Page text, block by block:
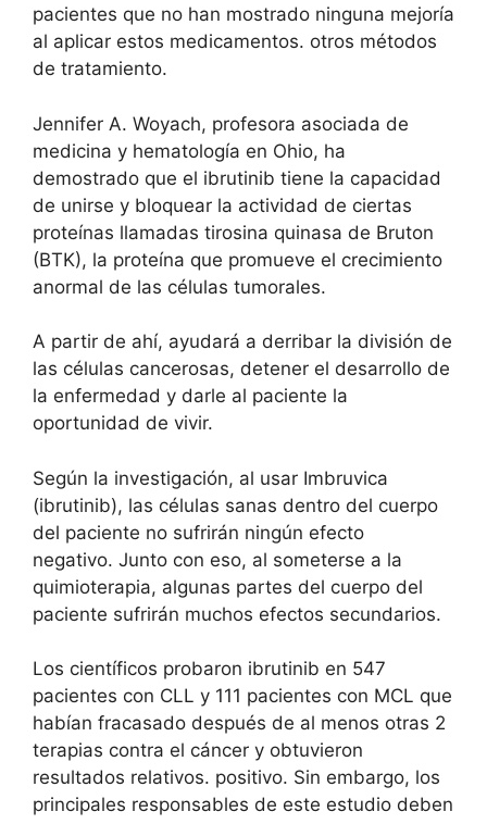
pacientes que no han mostrado ninguna mejoría
al aplicar estos medicamentos. otros métodos
de tratamiento.
Jennifer A. Woyach, profesora asociada de
medicina y hematología en Ohio, ha
demostrado que el ibrutinib tiene la capacidad
de unirse y bloquear la actividad de ciertas
proteínas llamadas tirosina quinasa de Bruton
(BTK), la proteína que promueve el crecimiento
anormal de las células tumorales.
A partir de ahí, ayudará a derribar la división de
las células cancerosas, detener el desarrollo de
la enfermedad y darle al paciente la
oportunidad de vivir.
Según la investigación, al usar Imbruvica
(ibrutinib), las células sanas dentro del cuerpo
del paciente no sufrirán ningún efecto
negativo. Junto con eso, al someterse a la
quimioterapia, algunas partes del cuerpo del
paciente sufrirán muchos efectos secundarios.
Los científicos probaron ibrutinib en 547
pacientes con CLL y 111 pacientes con MCL que
habían fracasado después de al menos otras 2
terapias contra el cáncer y obtuvieron
resultados relativos. positivo. Sin embargo, los
principales responsables de este estudio deben